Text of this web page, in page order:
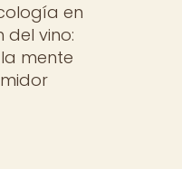
en
del vino:
mente